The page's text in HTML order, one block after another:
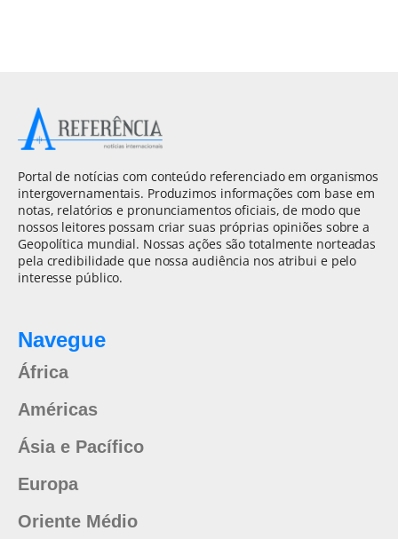
Portal de notícias com conteúdo referenciado em organismos
intergovernamentais. Produzimos informações com base em
notas, relatórios e pronunciamentos oficiais, de modo que
nossos leitores possam criar suas próprias opiniões sobre a
Geopolítica mundial. Nossas ações são totalmente norteadas
pela credibilidade que nossa audiência nos atribui e pelo
interesse público.
Navegue
África
Américas
Ásia e Pacífico
Europa
Oriente Médio